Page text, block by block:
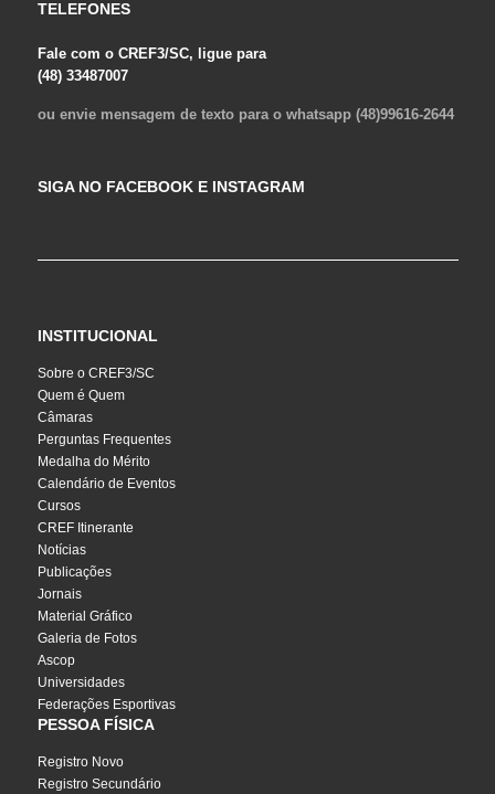
TELEFONES
Fale com o CREF3/SC, ligue para
(48) 33487007
ou envie mensagem de texto para o whatsapp (48)99616-2644
SIGA NO FACEBOOK E INSTAGRAM
INSTITUCIONAL
Sobre o CREF3/SC
Quem é Quem
Câmaras
Perguntas Frequentes
Medalha do Mérito
Calendário de Eventos
Cursos
CREF Itinerante
Notícias
Publicações
Jornais
Material Gráfico
Galeria de Fotos
Ascop
Universidades
Federações Esportivas
PESSOA FÍSICA
Registro Novo
Registro Secundário